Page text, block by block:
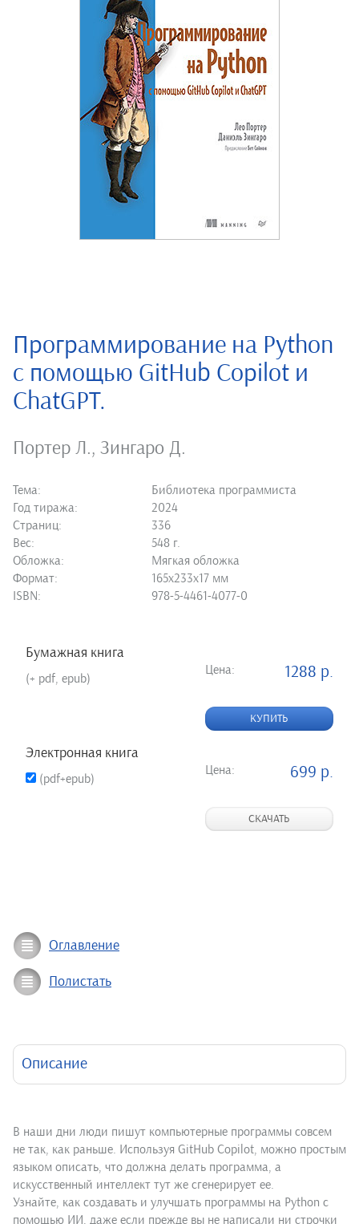
Программирование на Python
с помощью GitHub Copilot и
ChatGPT.
Портер Л., Зингаро Д.
Тема:
Библиотека программиста
Год тиража:
2024
Страниц:
336
Вес:
548 г.
Обложка:
Мягкая обложка
Формат:
165х233х17 мм
ISBN:
978-5-4461-4077-0
Бумажная книга
(+ pdf, epub)
Цена: 1288 р.
КУПИТЬ
Электронная книга
(pdf+epub)
Цена: 699 р.
СКАЧАТЬ
Оглавление
Полистать
Описание
В наши дни люди пишут компьютерные программы совсем
не так, как раньше. Используя GitHub Copilot, можно простым
языком описать, что должна делать программа, а
искусственный интеллект тут же сгенерирует ее.
Узнайте, как создавать и улучшать программы на Python с
помощью ИИ, даже если прежде вы не написали ни строчки